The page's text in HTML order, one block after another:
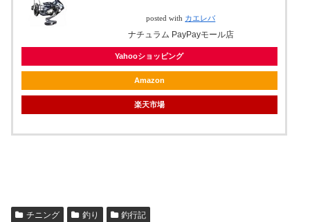
posted with カエレバ
ナチュラム PayPayモール店
Yahooショッピング
Amazon
楽天市場
チニング 釣り 釣行記